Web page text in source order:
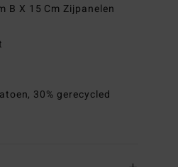
B X 15 Cm Zijpanelen
30% gerecycled